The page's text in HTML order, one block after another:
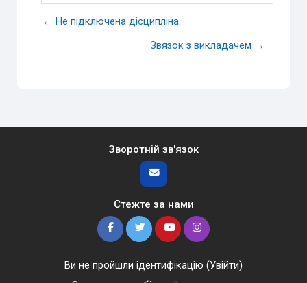
← Не підключена дісципліна.
Звязок з викладачем →
Зворотній зв'язок
Стежте за нами
Ви не пройшли ідентифікацію (Увійти)